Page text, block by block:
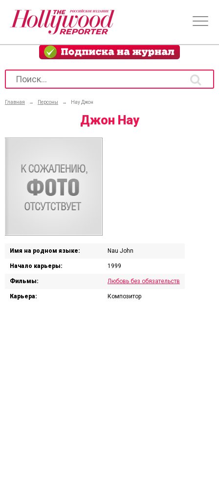
Главная → Персоны → Нау Джон
Джон Нау
Имя на родном языке: Nau John
Начало карьеры: 1999
Фильмы: Любовь без обязательств
Карьера: Композитор